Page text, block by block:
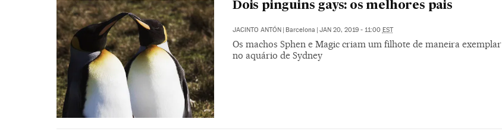
Dois pinguins gays: os melhores pais
JACINTO ANTÓN | Barcelona | JAN 20, 2019 - 11:00 EST
Os machos Sphen e Magic criam um filhote de maneira exemplar
no aquário de Sydney